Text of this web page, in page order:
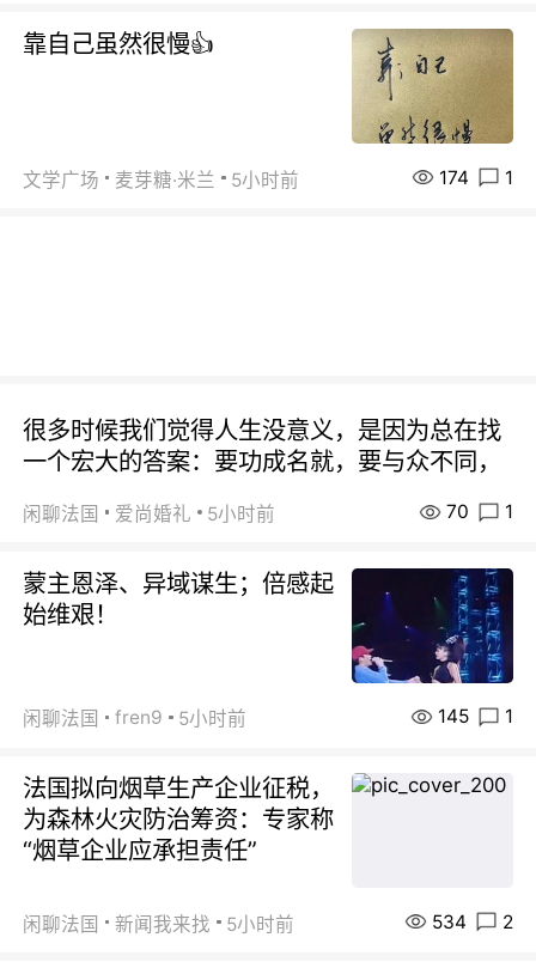
靠自己虽然很慢👍
文学广场 麦芽糖·米兰 5小时前 174 1
很多时候我们觉得人生没意义，是因为总在找
一个宏大的答案：要功成名就，要与众不同，
闲聊法国 爱尚婚礼 5小时前 70 1
蒙主恩泽、异域谋生；倍感起
始维艰！
闲聊法国 fren9 5小时前 145 1
法国拟向烟草生产企业征税，
为森林火灾防治筹资：专家称
“烟草企业应承担责任”
闲聊法国 新闻我来找 5小时前 534 2